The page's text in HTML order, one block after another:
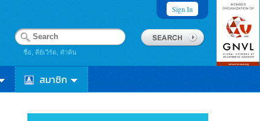
Sign In
ชื่อ, คีย์เวิร์ด, คำค้น
สมาชิก